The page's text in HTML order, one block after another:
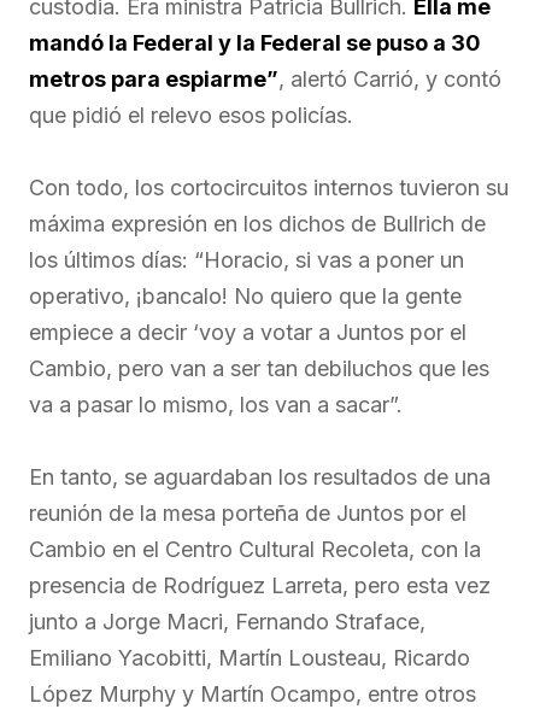
custodia. Era ministra Patricia Bullrich. Ella me
mandó la Federal y la Federal se puso a 30
metros para espiarme”, alertó Carrió, y contó
que pidió el relevo esos policías.
Con todo, los cortocircuitos internos tuvieron su
máxima expresión en los dichos de Bullrich de
los últimos días: “Horacio, si vas a poner un
operativo, ¡bancalo! No quiero que la gente
empiece a decir ‘voy a votar a Juntos por el
Cambio, pero van a ser tan debiluchos que les
va a pasar lo mismo, los van a sacar”.
En tanto, se aguardaban los resultados de una
reunión de la mesa porteña de Juntos por el
Cambio en el Centro Cultural Recoleta, con la
presencia de Rodríguez Larreta, pero esta vez
junto a Jorge Macri, Fernando Straface,
Emiliano Yacobitti, Martín Lousteau, Ricardo
López Murphy y Martín Ocampo, entre otros